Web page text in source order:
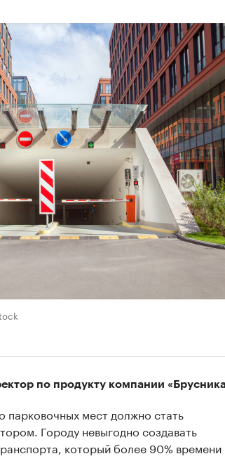
по продукту компании
мест должно стать
Городу невыгодно создавать
который более 90% времени